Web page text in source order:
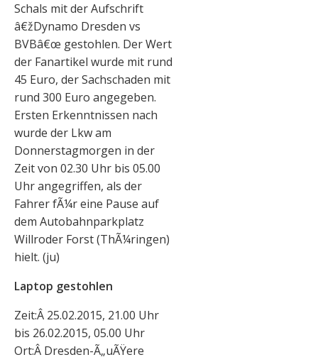
Schals mit der Aufschrift
â€žDynamo Dresden vs
BVBâ€œ gestohlen. Der Wert
der Fanartikel wurde mit rund
45 Euro, der Sachschaden mit
rund 300 Euro angegeben.
Ersten Erkenntnissen nach
wurde der Lkw am
Donnerstagmorgen in der
Zeit von 02.30 Uhr bis 05.00
Uhr angegriffen, als der
Fahrer fÃ¼r eine Pause auf
dem Autobahnparkplatz
Willroder Forst (ThÃ¼ringen)
hielt. (ju)
Laptop gestohlen
Zeit:Â 25.02.2015, 21.00 Uhr
bis 26.02.2015, 05.00 Uhr
Ort:Â Dresden-Ã„uÃŸere